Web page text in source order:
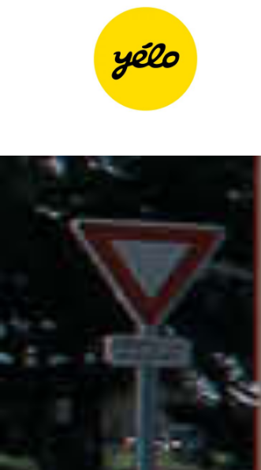
Panneau de gestion des cookies